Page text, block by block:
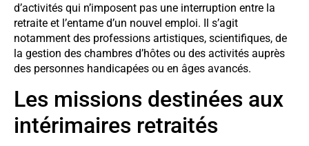
d’activités qui n’imposent pas une interruption entre la
retraite et l’entame d’un nouvel emploi. Il s’agit
notamment des professions artistiques, scientifiques, de
la gestion des chambres d’hôtes ou des activités auprès
des personnes handicapées ou en âges avancés.
Les missions destinées aux
intérimaires retraités